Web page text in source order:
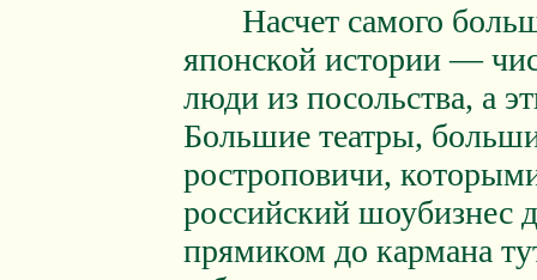
Насчет самого
японской истории —
люди из посольства, а
Большие театры,
ростроповичи,
российский шоубизнес
прямиком до кармана